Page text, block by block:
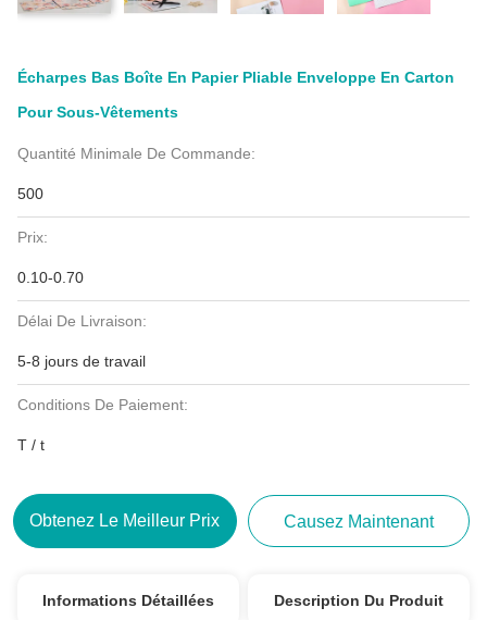
Écharpes Bas Boîte En Papier Pliable Enveloppe En Carton
Pour Sous-Vêtements
Quantité Minimale De Commande:
500
Prix:
0.10-0.70
Délai De Livraison:
5-8 jours de travail
Conditions De Paiement:
T / t
Obtenez Le Meilleur Prix Causez Maintenant
Informations Détaillées Description Du Produit